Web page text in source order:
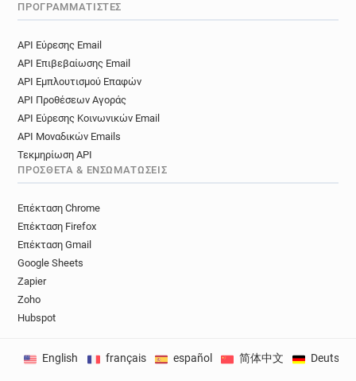
ΠΡΟΓΡΑΜΜΑΤΙΣΤΈΣ
API Εύρεσης Email
API Επιβεβαίωσης Email
API Εμπλουτισμού Επαφών
API Προθέσεων Αγοράς
API Εύρεσης Κοινωνικών Email
API Μοναδικών Emails
Τεκμηρίωση API
ΠΡΌΣΘΕΤΑ & ΕΝΣΩΜΑΤΏΣΕΙΣ
Επέκταση Chrome
Επέκταση Firefox
Επέκταση Gmail
Google Sheets
Zapier
Zoho
Hubspot
English français español 简体中文 Deutsch